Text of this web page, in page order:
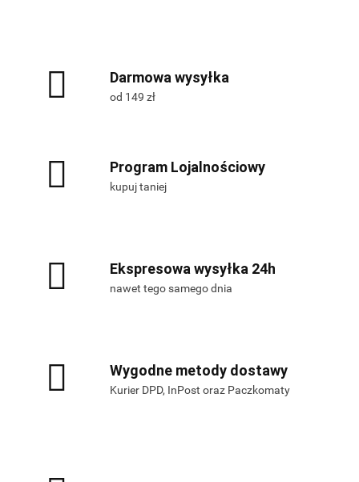
Darmowa wysyłka
od 149 zł
Program Lojalnościowy
kupuj taniej
Ekspresowa wysyłka 24h
nawet tego samego dnia
Wygodne metody dostawy
Kurier DPD, InPost oraz Paczkomaty